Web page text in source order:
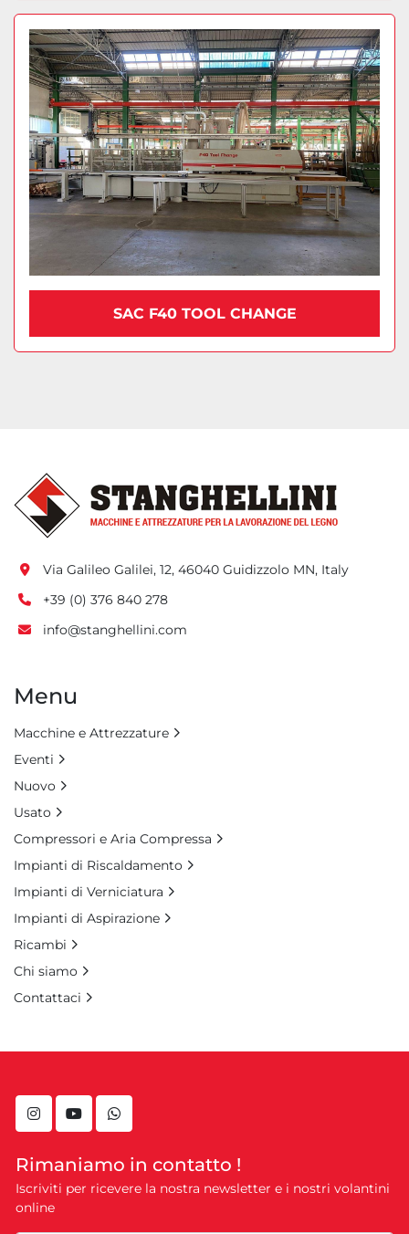
SAC F40 TOOL CHANGE
instagramyoutubewhatsapp
Rimaniamo in contatto !
Iscriviti per ricevere la nostra newsletter e i nostri volantini
online
Via Galileo Galilei, 12, 46040 Guidizzolo MN, Italy
+39 (0) 376 840 278
info@stanghellini.com
Menu
Macchine e Attrezzature
Eventi
Nuovo
Usato
Compressori e Aria Compressa
Impianti di Riscaldamento
Impianti di Verniciatura
Impianti di Aspirazione
Ricambi
Chi siamo
Contattaci